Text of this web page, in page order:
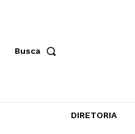
Busca
DIRETORIA